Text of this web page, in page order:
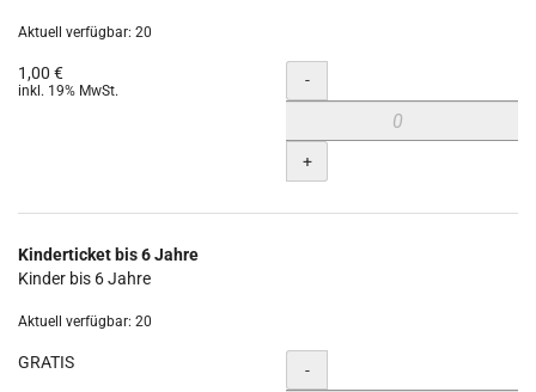
Aktuell verfügbar: 20
1,00 €
inkl. 19% MwSt. Menge
-
+
Kinderticket bis 6 Jahre
Kinder bis 6 Jahre
Aktuell verfügbar: 20
GRATIS Menge
-